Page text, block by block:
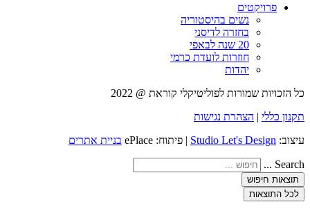
פרויקטים
נשים בהיסטוריה
בחזרה לדיסני
20 שנה לבאפי
חוזרות לועדת כרמי
יהדות
כל הזכויות שמורות לפוליטיקלי קוראת @ 2022
תקנון כללי | הצהרת נגישות
עיצוב: Studio Let's Design | פיתוח: ePlace בניית אתרים
Search ...
תוצאות חיפוש
לכל התוצאות